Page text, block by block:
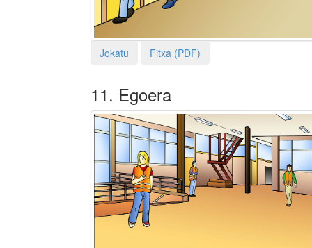
Jokatu Fitxa (PDF)
11. Egoera